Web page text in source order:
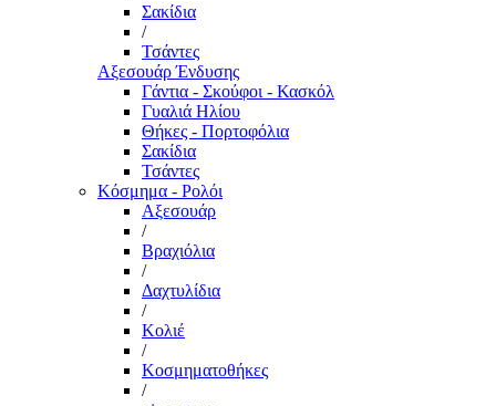
Σακίδια
/
Τσάντες
Αξεσουάρ Ένδυσης
Γάντια - Σκούφοι - Κασκόλ
Γυαλιά Ηλίου
Θήκες - Πορτοφόλια
Σακίδια
Τσάντες
Κόσμημα - Ρολόι
Αξεσουάρ
/
Βραχιόλια
/
Δαχτυλίδια
/
Κολιέ
/
Κοσμηματοθήκες
/